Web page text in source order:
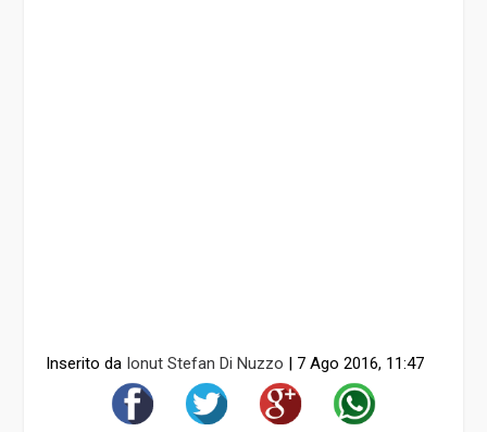
Inserito da Ionut Stefan Di Nuzzo 7 Ago 2016, 11:47